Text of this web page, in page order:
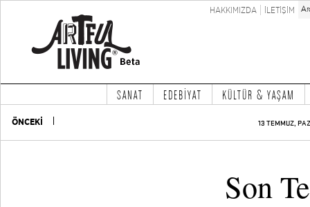
HAKKIMIZDA İLETİŞİM
SANAT EDEBİYAT KÜLTÜR & YAŞAM
ÖNCEKİ 13 TEMMUZ,
Son